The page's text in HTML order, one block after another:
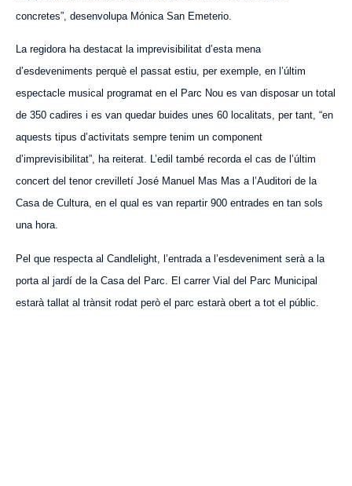
concretes”, desenvolupa Mónica San Emeterio.
La regidora ha destacat la imprevisibilitat d’esta mena
d’esdeveniments perquè el passat estiu, per exemple, en l’últim
espectacle musical programat en el Parc Nou es van disposar un total
de 350 cadires i es van quedar buides unes 60 localitats, per tant, “en
aquests tipus d’activitats sempre tenim un component
d’imprevisibilitat”, ha reiterat. L’edil també recorda el cas de l’últim
concert del tenor crevilletí José Manuel Mas Mas a l’Auditori de la
Casa de Cultura, en el qual es van repartir 900 entrades en tan sols
una hora.
Pel que respecta al Candlelight, l’entrada a l’esdeveniment serà a la
porta al jardí de la Casa del Parc. El carrer Vial del Parc Municipal
estarà tallat al trànsit rodat però el parc estarà obert a tot el públic.